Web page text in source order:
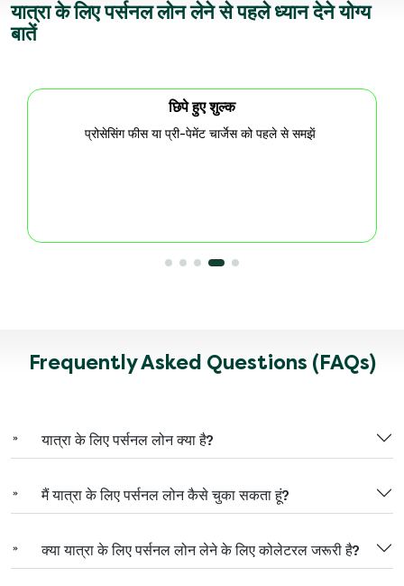
यात्रा के लिए पर्सनल लोन लेने से पहले ध्यान देने योग्य
बातें
क्रेडिट स्कोर
बेहतर स्कोर से अप्रूवल जल्दी और दरें सस्ती हो सकती हैं
Frequently Asked Questions (FAQs)
यात्रा के लिए पर्सनल लोन क्या है?
मैं यात्रा के लिए पर्सनल लोन कैसे चुका सकता हूं?
क्या यात्रा के लिए पर्सनल लोन लेने के लिए कोलेटरल जरूरी है?